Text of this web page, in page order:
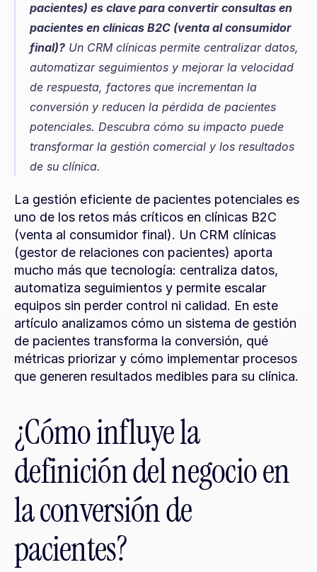
pacientes) es clave para convertir consultas en
pacientes en clínicas B2C (venta al consumidor
final)? Un CRM clínicas permite centralizar datos,
automatizar seguimientos y mejorar la velocidad
de respuesta, factores que incrementan la
conversión y reducen la pérdida de pacientes
potenciales. Descubra cómo su impacto puede
transformar la gestión comercial y los resultados
de su clínica.
La gestión eficiente de pacientes potenciales es
uno de los retos más críticos en clínicas B2C
(venta al consumidor final). Un CRM clínicas
(gestor de relaciones con pacientes) aporta
mucho más que tecnología: centraliza datos,
automatiza seguimientos y permite escalar
equipos sin perder control ni calidad. En este
artículo analizamos cómo un sistema de gestión
de pacientes transforma la conversión, qué
métricas priorizar y cómo implementar procesos
que generen resultados medibles para su clínica.
¿Cómo influye la
definición del negocio en
la conversión de
pacientes?